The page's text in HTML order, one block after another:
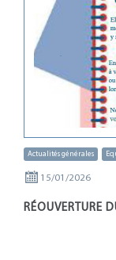
Actualités générales
15/01/2026
RÉOUVERTURE